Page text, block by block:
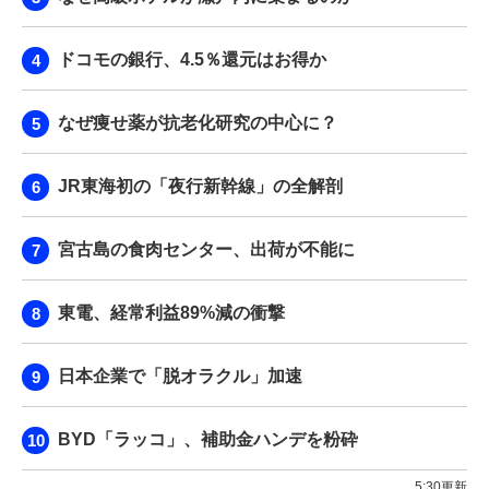
ドコモの銀行、4.5％還元はお得か
なぜ痩せ薬が抗老化研究の中心に？
JR東海初の「夜行新幹線」の全解剖
宮古島の食肉センター、出荷が不能に
東電、経常利益89%減の衝撃
日本企業で「脱オラクル」加速
BYD「ラッコ」、補助金ハンデを粉砕